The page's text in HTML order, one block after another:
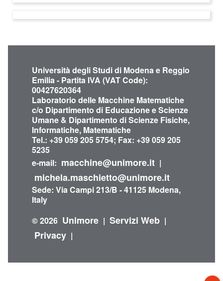
Università degli Studi di Modena e Reggio
Emilia - Partita IVA (VAT Code):
00427620364
Laboratorio delle Macchine Matematiche
c/o Dipartimento di Educazione e Scienze
Umane & Dipartimento di Scienze Fisiche,
Informatiche, Matematiche
Tel.: +39 059 205 5754; Fax: +39 059 205
5235
e-mail: macchine@unimore.it |
michela.maschietto@unimore.it
Sede: Via Campi 213/B - 41125 Modena,
Italy
© 2026 Unimore | Servizi Web |
Privacy |